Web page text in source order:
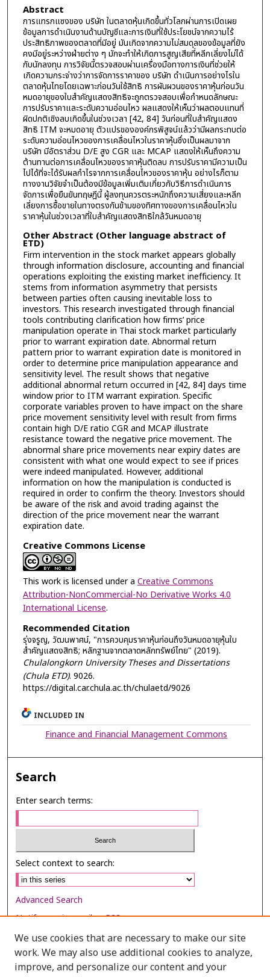
Abstract
การแทรกแซงของ บริษัท ในตลาดหุ้นเกิดขึ้นทั่วโลกผ่านการเปิดเผย
ข้อมูลการดำเนินงานด้านบัญชีและการเงินที่ใช้ประโยชน์จากความไร้
ประสิทธิภาพของตลาดที่มีอยู่ มันเกิดจากความไม่สมดุลของข้อมูลที่ยัง
คงมีอยู่ระหว่างฝ่ายต่าง ๆ มักจะทำให้เกิดการสูญเสียที่หลีกเลี่ยงไม่ได้
กับนักลงทุน การวิจัยนี้ตรวจสอบผ่านเครื่องมือทางการเงินที่ช่วยให้
เกิดความกระจ่างว่าการจัดการราคาของ บริษัท ดำเนินการอย่างไรใน
ตลาดหุ้นไทยโดยเฉพาะก่อนวันใช้สิทธิ การผันผวนของราคาหุ้นก่อนวัน
หมดอายุของใบสำคัญแสดงสิทธิจะถูกตรวจสอบเพื่อกำหนดลักษณะ
การปรับราคาและระดับความอ่อนไหว ผลแสดงให้เห็นว่าผลตอบแทนที่
ผิดปกติเชิงลบเกิดขึ้นในช่วงเวลา [42, 84] วันก่อนที่ใบสำคัญแสดง
สิทธิ ITM จะหมดอายุ ตัวแปรขององค์กรพิสูจน์แล้วว่ามีผลกระทบต่อ
ระดับความอ่อนไหวของการเคลื่อนไหวในราคาหุ้นซึ่งเป็นผลมาจาก
บริษัท มีอัตราส่วน D/E สูง CGR และ MCAP แสดงให้เห็นถึงความ
ต้านทานต่อการเคลื่อนไหวของราคาหุ้นติดลบ การปรับราคามีความเป็น
ไปได้ที่จะได้รับผลกำไรจากการเคลื่อนไหวของราคาหุ้น อย่างไรก็ตาม
ทางงานวิจัยจำเป็นต้องมีข้อมูลเพิ่มเติมเกี่ยวกับวิธีการดำเนินการ
จัดการเพื่อยืนยันทฤษฎีนี้ ผู้ลงทุนควรตระหนักถึงความเสี่ยงและหลีก
เลี่ยงการซื้อขายในทางตรงกันข้ามของทิศทางของการเคลื่อนไหวใน
ราคาหุ้นในช่วงเวลาที่ใบสำคัญแสดงสิทธิใกล้วันหมดอายุ
Other Abstract (Other language abstract of
ETD)
Firm intervention in the stock market appears globally
through information disclosure, accounting and financial
operations exploiting the existing market inefficiency. It
stems from information asymmetry that persists
between parties often causing inevitable loss to
investors. This research investigated through financial
tools contributing clarification how firms’ price
manipulation operate in Thai stock market particularly
prior to warrant expiration date. Abnormal return
pattern prior to warrant expiration date is monitored in
order to determine price manipulation appearance and
sensitivity level. The result shows that negative
additional abnormal return occurred in [42, 84] days time
window prior to ITM warrant expiration. Specific
corporate variables proven to have impact on the share
price movement sensitivity level with result from firms
contain high D/E ratio CGR and MCAP illustrate
resistance toward the negative price movement. The
abnormal share price movements near expiry dates are
consistent with what one would expect to see if prices
were indeed manipulated. However, additional
information on how the manipulation is conducted is
required in order to confirm the theory. Investors should
be aware of the risk and avoid trading against the
direction of the price movement near the warrant
expiration date.
Creative Commons License
This work is licensed under a Creative Commons
Attribution-NonCommercial-No Derivative Works 4.0
International License.
Recommended Citation
รุ่งจรูญ, วัฒนพาศน์, "การควบคุมราคาหุ้นก่อนถึงวันหมดอายุหุ้นใบ
สำคัญแสดงสิทธิ; หลักฐานจากตลาดหลักทรัพย์ไทย" (2019).
Chulalongkorn University Theses and Dissertations
(Chula ETD). 9026.
https://digital.car.chula.ac.th/chulaetd/9026
INCLUDED IN
Finance and Financial Management Commons
Search
Enter search terms:
Select context to search:
Advanced Search
Notify me via email orRSS
Browse
Collections
We use cookies that are necessary to make our site
work. We may also use additional cookies to analyze,
improve, and personalize our content and your